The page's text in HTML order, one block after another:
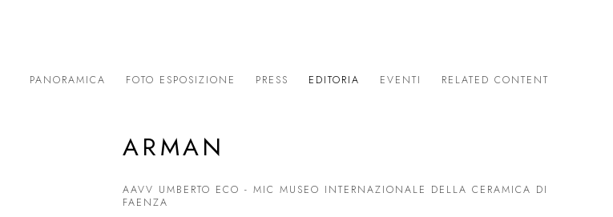
PANORAMICA FOTO ESPOSIZIONE PRESS EDITORIA EVENTI RELATED CONTENT
ARMAN
AAVV UMBERTO ECO - MIC MUSEO INTERNAZIONALE DELLA CERAMICA DI
FAENZA